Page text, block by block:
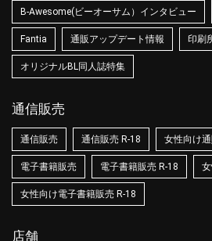
B-Awesome(ビーオーサム）インタビュー
Fantia 通販アップデート情報 印刷
オリジナルBL同人誌特集
通信販売
通信販売 通信販売 R-18 女性向け通
電子書籍販売 電子書籍販売 R-18
女性向け電子書籍販売 R-18
店舗